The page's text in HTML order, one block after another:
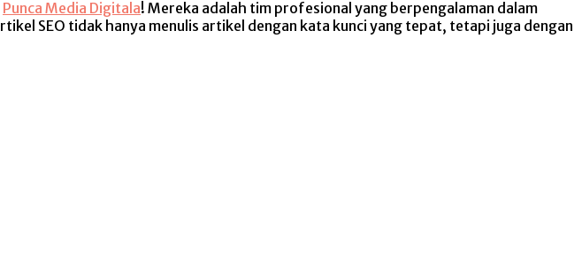
Punca Media Digitala! Mereka adalah tim profesional yang berpengalaman dalam
SEO tidak hanya menulis artikel dengan kata kunci yang tepat, tetapi juga dengan